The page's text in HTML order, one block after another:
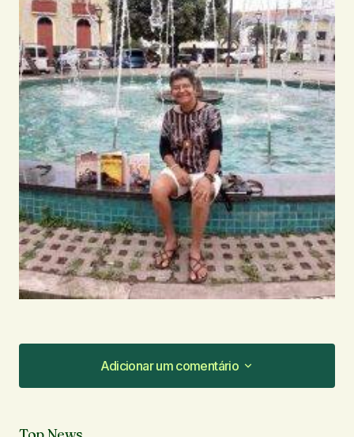
Adicionar um comentário
Adicionar um comentário